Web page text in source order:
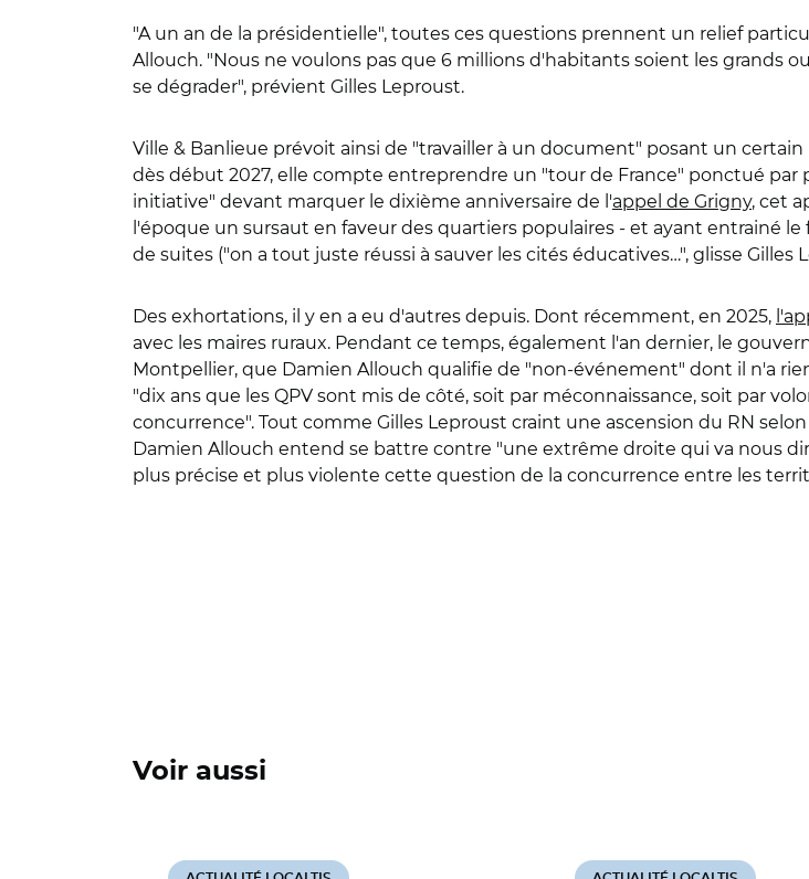
"A un an de la présidentielle", toutes ces questions prennent un relief
Allouch. "Nous ne voulons pas que 6 millions d'habitants soient les grands
se dégrader", prévient Gilles Leproust.
Ville & Banlieue prévoit ainsi de "travailler à un document" posant un
dès début 2027, elle compte entreprendre un "tour de France" ponctué
initiative" devant marquer le dixième anniversaire de l'appel de Grigny, cet
l'époque un sursaut en faveur des quartiers populaires - et ayant entrainé
de suites ("on a tout juste réussi à sauver les cités éducatives…", glisse Gilles
Des exhortations, il y en a eu d'autres depuis. Dont récemment, en 2025,
avec les maires ruraux. Pendant ce temps, également l'an dernier, le
Montpellier, que Damien Allouch qualifie de "non-événement" dont il n'a
"dix ans que les QPV sont mis de côté, soit par méconnaissance, soit par
concurrence". Tout comme Gilles Leproust craint une ascension du RN
Damien Allouch entend se battre contre "une extrême droite qui va nous
plus précise et plus violente cette question de la concurrence entre les
Voir aussi